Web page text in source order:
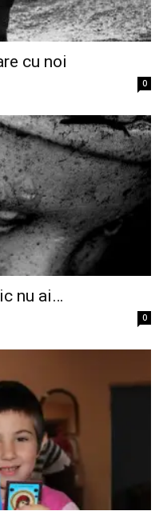
cu noi
0
nu ai…
0